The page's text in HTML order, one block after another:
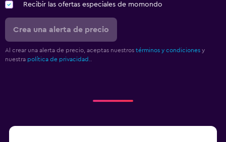
Recibir las ofertas especiales de momondo
Crea una alerta de precio
Al crear una alerta de precio, aceptas nuestros términos y condiciones y
nuestra política de privacidad.